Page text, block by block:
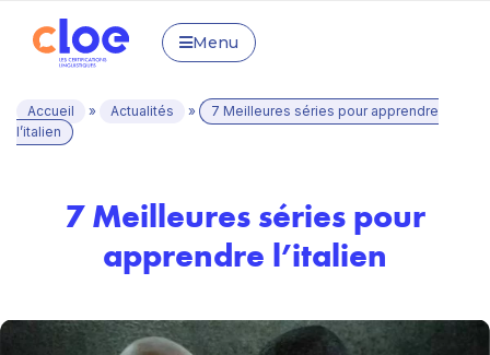
Menu
Accueil » Actualités »
7 Meilleures séries pour apprendre
l’italien
7 Meilleures séries pour
apprendre l’italien